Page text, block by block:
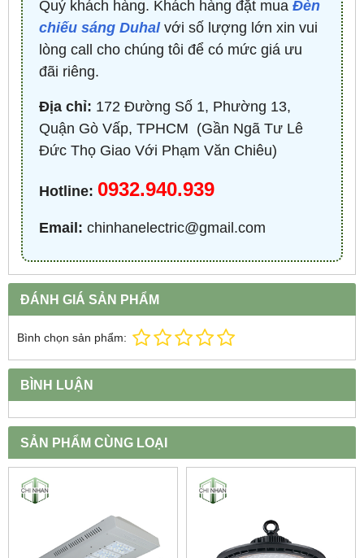
Quý khách hàng. Khách hàng đặt mua Đèn
chiếu sáng Duhalvới số lượng lớn xin vui
lòng call cho chúng tôi để có mức giá ưu
đãi riêng.
Địa chỉ: 172 Đường Số 1, Phường 13,
Quận Gò Vấp, TPHCM ​ (Gần Ngã Tư Lê
Đức Thọ Giao Với Phạm Văn Chiêu)
Hotline: 0932.940.939
Email: chinhanelectric@gmail.com
ĐÁNH GIÁ SẢN PHẨM
Bình chọn sản phẩm:
BÌNH LUẬN
SẢN PHẨM CÙNG LOẠI